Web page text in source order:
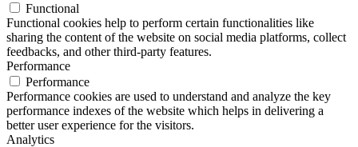
Functional
Functional cookies help to perform certain functionalities like
sharing the content of the website on social media platforms, collect
feedbacks, and other third-party features.
Performance
Performance
Performance cookies are used to understand and analyze the key
performance indexes of the website which helps in delivering a
better user experience for the visitors.
Analytics